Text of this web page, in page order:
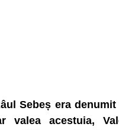
Sebeș era
valea acestuia,